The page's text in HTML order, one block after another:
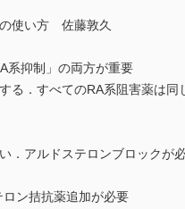
使い方 佐藤敦久
系抑制」の両方が重要
る．すべてのRA系阻害薬は同
．アルドステロンブロックが
ン拮抗薬追加が必要